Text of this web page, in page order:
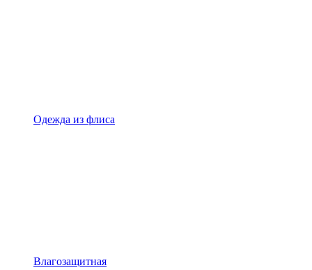
Одежда из флиса
Влагозащитная